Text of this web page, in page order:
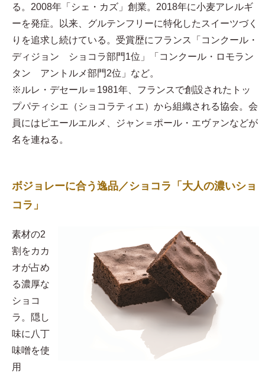
る。2008年「シェ・カズ」創業。2018年に小麦アレルギ
ーを発症。以来、グルテンフリーに特化したスイーツづく
りを追求し続けている。受賞歴にフランス「コンクール・
ディジョン ショコラ部門1位」「コンクール・ロモラン
タン アントルメ部門2位」など。
※ルレ・デセール＝1981年、フランスで創設されたトッ
プパティシエ（ショコラティエ）から組織される協会。会
員にはピエールエルメ、ジャン＝ポール・エヴァンなどが
名を連ねる。
ボジョレーに合う逸品／ショコラ「大人の濃いショ
コラ」
素材の2
割をカカ
オが占め
る濃厚な
ショコ
ラ。隠し
味に八丁
味噌を使
用​